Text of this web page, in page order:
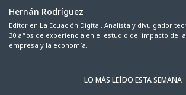
Hernán Rodríguez
Editor en La Ecuación Digital. Analista y divulgador
30 años de experiencia en el estudio del impacto de
empresa y la economía.
LO MÁS LEÍDO ESTA SEMANA